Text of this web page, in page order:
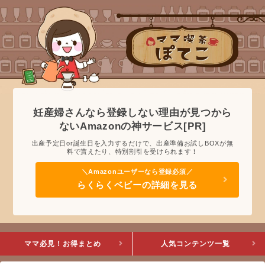
妊産婦さんなら登録しない理由が見つから
ないAmazonの神サービス[PR]
出産予定日or誕生日を入力するだけで、出産準備お試しBOXが無
料で貰えたり、特別割引を受けられます！
らくらくベビーの詳細を見る
ママ必見！お得まとめ 人気コンテンツ一覧